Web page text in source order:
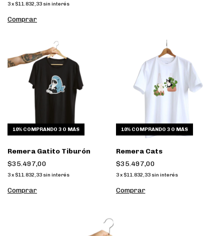
3x $11.832,33 sin interés
Comprar
10% COMPRANDO 3 O MÁS
Remera Gatito Tiburón
$35.497,00
3x $11.832,33 sin interés
Comprar
10% COMPRANDO 3 O MÁS
Remera Cats
$35.497,00
3 x $11.832,33 sin interés
Comprar